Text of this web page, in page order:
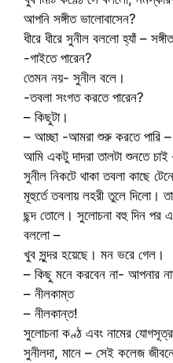
আপনি সঙ্গীত ভালোবাসেন?
ধীরে ধীরে সুনীল বললো হ্যাঁ –
-গাইতে পারেন?
তেমন নয়- সুনীল বলে।
-তবলা সংগত করতে পারেন?
– কিছুটা।
– আচ্ছা -আমরা শুরু করতে পারি –
আমি একটু দাদরা তালটা শুনতে
সুনীল নিকটে থাকা তবলা কাছে
মূহুর্তে তবলায় লহরী তুলে দিলো।
ছন্দ তোলে। সুলোচনা বহু দিন পর
বললো –
খুব সুন্দর হয়েছে। মন ভরে গেল।
– কিছু মনে করবেন না- আপনার
– নীলকাম্ত
– নীলকান্ত!
সুলোচনা কণ্ঠ এবং নামের
সুনীলদা, মানে – সেই কলেজ